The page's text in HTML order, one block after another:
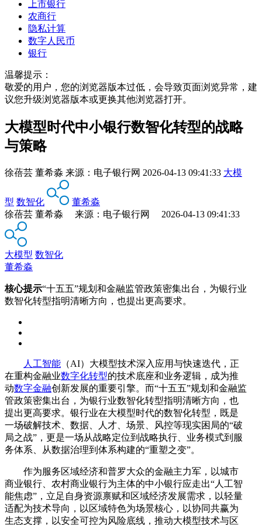
上市银行
农商行
隐私计算
数字人民币
银行
温馨提示：
敬爱的用户，您的浏览器版本过低，会导致页面浏览异常，建
议您升级浏览器版本或更换其他浏览器打开。
大模型时代中小银行数智化转型的战略
与策略
徐蓓芸 董希淼 来源： 电子银行网 2026-04-13 09:41:33 大模
型 数智化
董希淼
徐蓓芸 董希淼 来源：电子银行网 2026-04-13 09:41:33
大模型 数智化
董希淼
核心提示“十五五”规划和金融监管政策密集出台，为银行业
数智化转型指明清晰方向，也提出更高要求。
人工智能 （AI）大模型技术深入应用与快速迭代，正
在重构金融业数字化转型的技术底座和业务逻辑，成为推
动数字金融创新发展的重要引擎。而“十五五”规划和金融监
管政策密集出台，为银行业数智化转型指明清晰方向，也
提出更高要求。银行业在大模型时代的数智化转型，既是
一场破解技术、数据、人才、场景、风控等现实困局的“破
局之战”，更是一场从战略定位到战略执行、业务模式到服
务体系、从数据治理到体系构建的“重塑之变”。
作为服务区域经济和普罗大众的金融主力军，以城市
商业银行、农村商业银行为主体的中小银行应走出“人工智
能焦虑”，立足自身资源禀赋和区域经济发展需求，以轻量
适配为技术导向，以区域特色为场景核心，以协同共赢为
生态支撑，以安全可控为风险底线，推动大模型技术与区